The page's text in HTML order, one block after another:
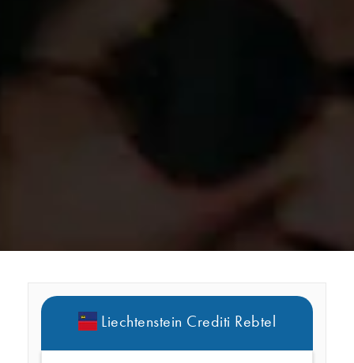
Liechtenstein Crediti Rebtel